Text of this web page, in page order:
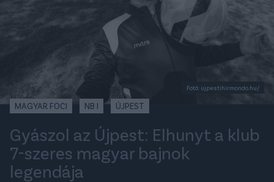
Fotó: ujpestihirmondo.hu/
MAGYAR FOCI NB I ÚJPEST
Gyászol az Újpest: Elhunyt a klub
7-szeres magyar bajnok
legendája